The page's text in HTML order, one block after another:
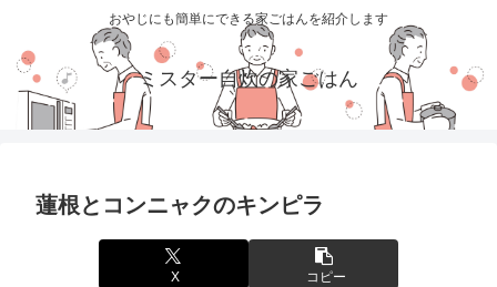
おやじにも簡単にできる家ごはんを紹介します
ミスター自炊の家ごはん
蓮根とコンニャクのキンピラ
X コピー